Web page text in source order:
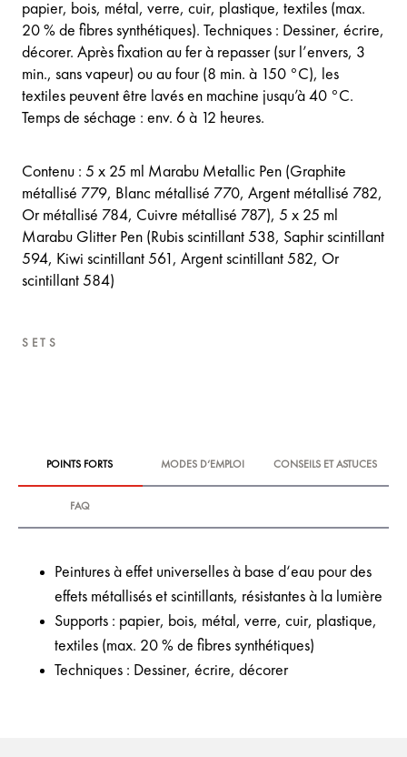
papier, bois, métal, verre, cuir, plastique, textiles (max.
20 % de fibres synthétiques). Techniques : Dessiner, écrire,
décorer. Après fixation au fer à repasser (sur l’envers, 3
min., sans vapeur) ou au four (8 min. à 150 °C), les
textiles peuvent être lavés en machine jusqu’à 40 °C.
Temps de séchage : env. 6 à 12 heures.
Contenu : 5 x 25 ml Marabu Metallic Pen (Graphite
métallisé 779, Blanc métallisé 770, Argent métallisé 782,
Or métallisé 784, Cuivre métallisé 787), 5 x 25 ml
Marabu Glitter Pen (Rubis scintillant 538, Saphir scintillant
594, Kiwi scintillant 561, Argent scintillant 582, Or
scintillant 584)
SETS
POINTS FORTS MODES D‘EMPLOI CONSEILS ET ASTUCES
FAQ
Peintures à effet universelles à base d‘eau pour des
effets métallisés et scintillants, résistantes à la lumière
Supports : papier, bois, métal, verre, cuir, plastique,
textiles (max. 20 % de fibres synthétiques)
Techniques : Dessiner, écrire, décorer